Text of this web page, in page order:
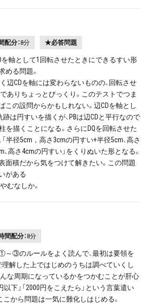
配分：8分 ★必答問題
を軸として1回転させたときにできるすい形
める問題。
辺CDを軸には変わらないものの、回転させ
ありちょっとびっくり。このテストでつま
この設問からかもしれない。辺CDを軸とし
跡は円すいを描くが、PBは辺CDと平行なので
を描くことになる。さらにDQを回転させた
半径5cm，高さ3cmの円すい+半径5cm、高さ
高さ4cmの円すい」をくりぬいた形となる。
面積だから気をつけて解きたい。この問題
がある
むなしか。
間配分：8分
～③のルールをよく読んで、最初は要領を
解した上ではじめのうちは調べていくし
んな周期になっているかをつかむことが肝心
以下」「2000円をこえたら」という言葉遣い
こから問題は一気に難化しはじめる。